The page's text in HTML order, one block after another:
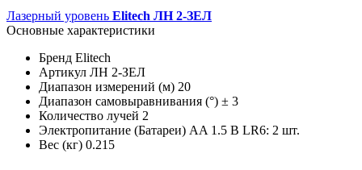
Лазерный уровень Elitech ЛН 2-ЗЕЛ
Основные характеристики
Бренд Elitech
Артикул ЛН 2-ЗЕЛ
Диапазон измерений (м) 20
Диапазон самовыравнивания (°) ± 3
Количество лучей 2
Электропитание (Батареи) AA 1.5 В LR6: 2 шт.
Вес (кг) 0.215